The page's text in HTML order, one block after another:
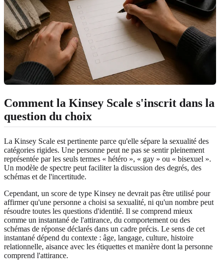
Comment la Kinsey Scale s'inscrit dans la
question du choix
La Kinsey Scale est pertinente parce qu'elle sépare la sexualité des
catégories rigides. Une personne peut ne pas se sentir pleinement
représentée par les seuls termes « hétéro », « gay » ou « bisexuel ».
Un modèle de spectre peut faciliter la discussion des degrés, des
schémas et de l'incertitude.
Cependant, un score de type Kinsey ne devrait pas être utilisé pour
affirmer qu'une personne a choisi sa sexualité, ni qu'un nombre peut
résoudre toutes les questions d'identité. Il se comprend mieux
comme un instantané de l'attirance, du comportement ou des
schémas de réponse déclarés dans un cadre précis. Le sens de cet
instantané dépend du contexte : âge, langage, culture, histoire
relationnelle, aisance avec les étiquettes et manière dont la personne
comprend l'attirance.